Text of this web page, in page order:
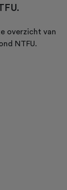
overzicht van
NTFU.